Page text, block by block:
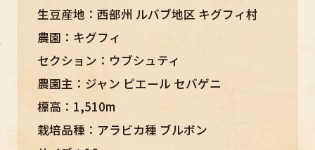
生豆産地：西部州 ルバブ地区 キグフィ村
農園：キグフィ
セクション：ウブシュティ
農園主：ジャン ピエール セバゲニ
標高：1,510m
栽培品種：アラビカ種 ブルボン